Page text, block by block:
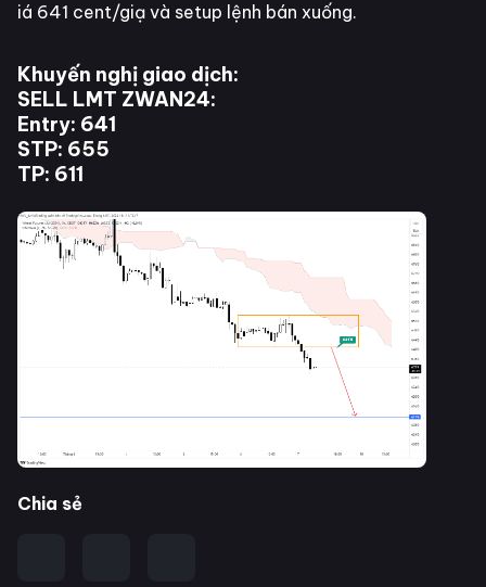
iá 641 cent/giạ và setup lệnh bán xuống.
Khuyến nghị giao dịch:
SELL LMT ZWAN24:
Entry: 641
STP: 655
TP: 611
Chia sẻ